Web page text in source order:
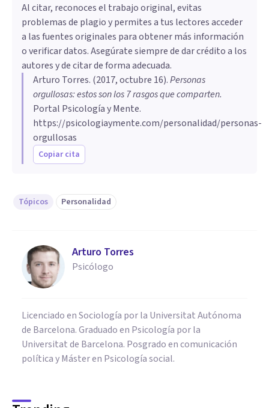
Al citar, reconoces el trabajo original, evitas
problemas de plagio y permites a tus lectores acceder
a las fuentes originales para obtener más información
o verificar datos. Asegúrate siempre de dar crédito a los
autores y de citar de forma adecuada.
Arturo Torres. (2017, octubre 16).Personas
orgullosas: estos son los 7 rasgos que comparten.
Portal Psicología y Mente.
https://psicologiaymente.com/personalidad/personas-
orgullosas
Copiar cita
Tópicos Personalidad
Arturo Torres
Psicólogo
Licenciado en Sociología por la Universitat Autónoma
de Barcelona. Graduado en Psicología por la
Universitat de Barcelona. Posgrado en comunicación
política y Máster en Psicología social.